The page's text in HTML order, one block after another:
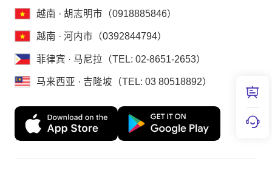
越南 · 胡志明市（0918885846）
越南 · 河内市（0392844794）
菲律宾 · 马尼拉（TEL: 02-8651-2653）
马来西亚 · 吉隆坡（TEL: 03 80518892）